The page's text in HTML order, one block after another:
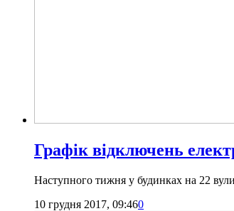
Графік відключень
Наступного тижня у будинках на 22
10 грудня 2017, 09:460